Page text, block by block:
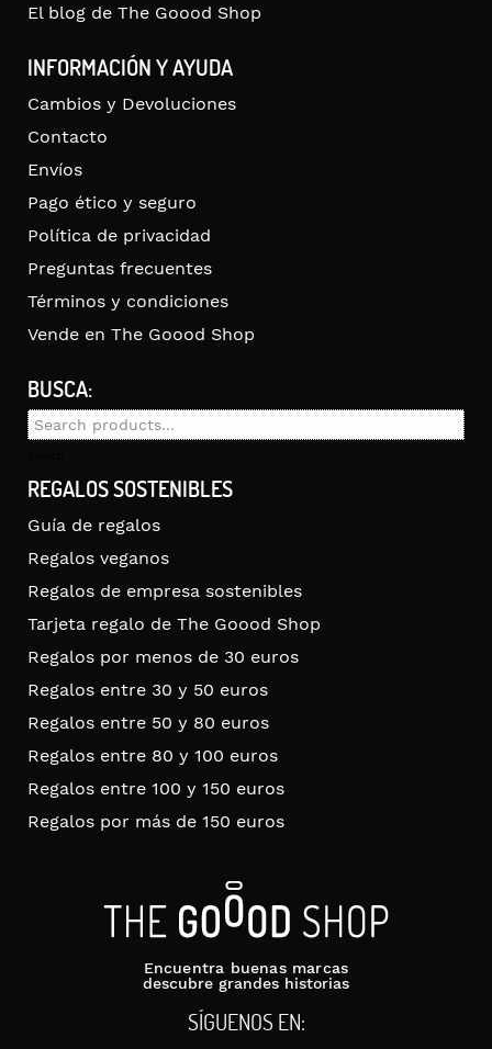
El blog de The Goood Shop
INFORMACIÓN Y AYUDA
Cambios y Devoluciones
Contacto
Envíos
Pago ético y seguro
Política de privacidad
Preguntas frecuentes
Términos y condiciones
Vende en The Goood Shop
BUSCA:
Search
REGALOS SOSTENIBLES
Guía de regalos
Regalos veganos
Regalos de empresa sostenibles
Tarjeta regalo de The Goood Shop
Regalos por menos de 30 euros
Regalos entre 30 y 50 euros
Regalos entre 50 y 80 euros
Regalos entre 80 y 100 euros
Regalos entre 100 y 150 euros
Regalos por más de 150 euros
Encuentra buenas marcas
descubre grandes historias
SÍGUENOS EN: